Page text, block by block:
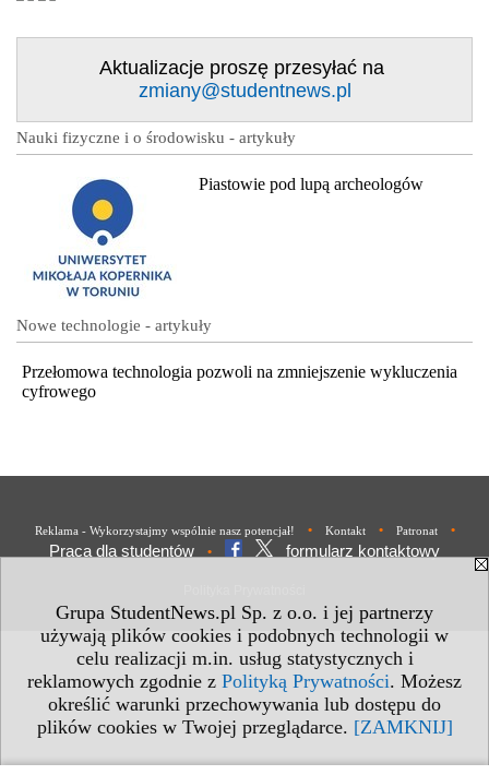
Grupa StudentNews.pl Sp. z o.o. i jej partnerzy
używają plików cookies i podobnych technologii w
celu realizacji m.in. usług statystycznych i
reklamowych zgodnie z Polityką Prywatności. Możesz
określić warunki przechowywania lub dostępu do
plików cookies w Twojej przeglądarce. [ZAMKNIJ]
Aktualizacje proszę przesyłać na
zmiany@studentnews.pl
Nauki fizyczne i o środowisku - artykuły
Piastowie pod lupą archeologów
Nowe technologie - artykuły
Przełomowa technologia pozwoli na zmniejszenie wykluczenia
cyfrowego
Reklama - Wykorzystajmy wspólnie nasz potencjał! • Kontakt • Patronat •
Praca dla studentów • formularz kontaktowy